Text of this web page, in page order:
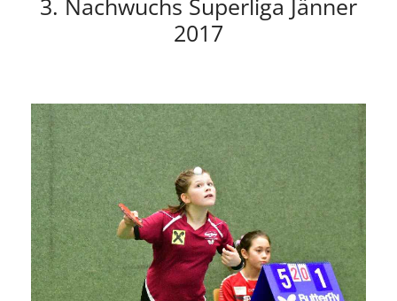
3. Nachwuchs Superliga Jänner
2017